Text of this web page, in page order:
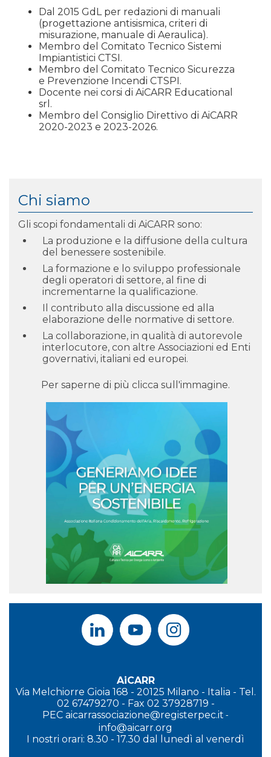
Chi siamo
Gli scopi fondamentali di AiCARR sono:
La produzione e la diffusione della cultura
del benessere sostenibile.
La formazione e lo sviluppo professionale
degli operatori di settore, al fine di
incrementarne la qualificazione.
Il contributo alla discussione ed alla
elaborazione delle normative di settore.
La collaborazione, in qualità di autorevole
interlocutore, con altre Associazioni ed Enti
governativi, italiani ed europei.
Per saperne di più clicca sull'immagine.
Dal 2015 GdL per redazioni di manuali
(progettazione antisismica, criteri di
misurazione, manuale di Aeraulica).
Membro del Comitato Tecnico Sistemi
Impiantistici CTSI.
Membro del Comitato Tecnico Sicurezza
e Prevenzione Incendi CTSPI.
Docente nei corsi di AiCARR Educational
srl.
Membro del Consiglio Direttivo di AiCARR
2020-2023 e 2023-2026.
AiCARR
Via Melchiorre Gioia 168 - 20125 Milano - Italia - Tel.
02 67479270 - Fax 02 37928719 -
PEC aicarrassociazione@registerpec.it -
info@aicarr.org
I nostri orari: 8.30 - 17.30 dal lunedì al venerdì